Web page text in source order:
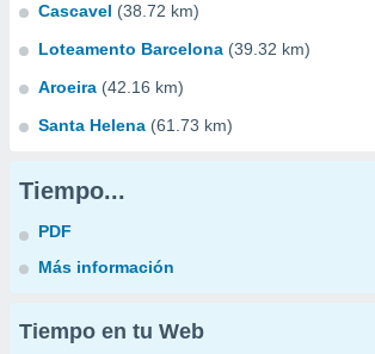
Cascavel (38.72 km)
Loteamento Barcelona (39.32 km)
Aroeira (42.16 km)
Santa Helena (61.73 km)
Tiempo...
PDF
Más información
Tiempo en tu Web